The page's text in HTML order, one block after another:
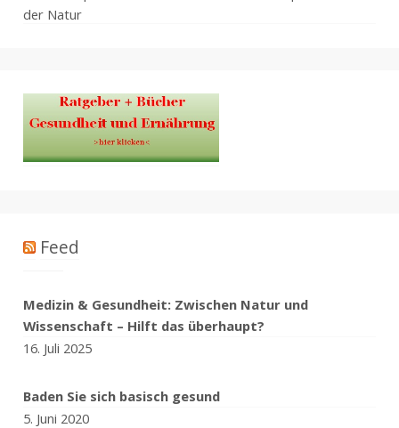
Feed
Medizin & Gesundheit: Zwischen Natur und
Wissenschaft – Hilft das überhaupt?
16. Juli 2025
Baden Sie sich basisch gesund
5. Juni 2020